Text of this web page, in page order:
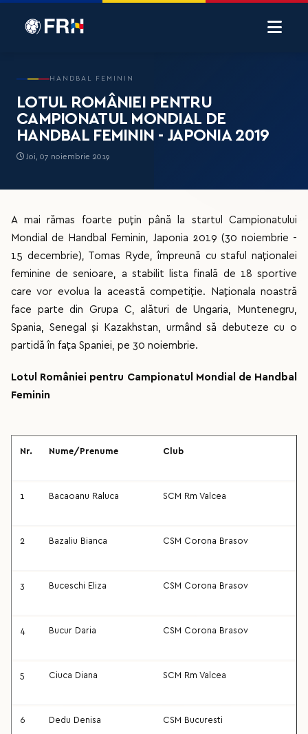
HANDBAL FEMININ
LOTUL ROMÂNIEI PENTRU
CAMPIONATUL MONDIAL DE
HANDBAL FEMININ - JAPONIA 2019
Joi, 07 noiembrie 2019
A mai rămas foarte puțin până la startul Campionatului
Mondial de Handbal Feminin, Japonia 2019 (30 noiembrie -
15 decembrie), Tomas Ryde, împreună cu staful naționalei
feminine de senioare, a stabilit lista finală de 18 sportive
care vor evolua la această competiție. Naționala noastră
face parte din Grupa C, alături de Ungaria, Muntenegru,
Spania, Senegal și Kazakhstan, urmând să debuteze cu o
partidă în fața Spaniei, pe 30 noiembrie.
Lotul României pentru Campionatul Mondial de Handbal
Feminin
Nr. Nume/Prenume Club
1 Bacaoanu Raluca SCM Rm Valcea
2 Bazaliu Bianca CSM Corona Brasov
3 Buceschi Eliza CSM Corona Brasov
4 Bucur Daria CSM Corona Brasov
5 Ciuca Diana SCM Rm Valcea
6 Dedu Denisa CSM Bucuresti